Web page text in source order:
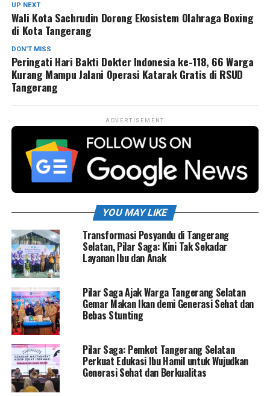
UP NEXT
Wali Kota Sachrudin Dorong Ekosistem Olahraga Boxing
di Kota Tangerang
DON'T MISS
Peringati Hari Bakti Dokter Indonesia ke-118, 66 Warga
Kurang Mampu Jalani Operasi Katarak Gratis di RSUD
Tangerang
ADVERTISEMENT
YOU MAY LIKE
Transformasi Posyandu di Tangerang
Selatan, Pilar Saga: Kini Tak Sekadar
Layanan Ibu dan Anak
Pilar Saga Ajak Warga Tangerang Selatan
Gemar Makan Ikan demi Generasi Sehat dan
Bebas Stunting
Pilar Saga: Pemkot Tangerang Selatan
Perkuat Edukasi Ibu Hamil untuk Wujudkan
Generasi Sehat dan Berkualitas